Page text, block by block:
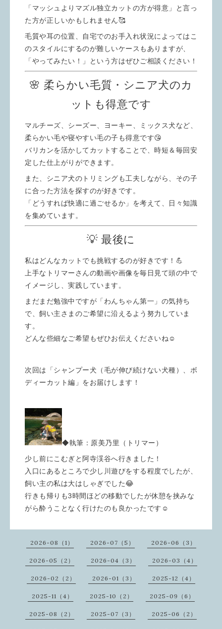
「マッシュよりマズル独立カットの方が得意」と言っ
た方が正しいかもしれません🥰
毛質や耳の位置、自宅でのお手入れ状況によってはこ
のスタイルにするのが難しいケースもありますが、
「やってみたい！」という方はぜひご相談ください！
🌸 柔らかい毛質・シニア犬のカ
ットも得意です
マルチーズ、シーズー、ヨーキー、ミックス犬など、
柔らかい毛や寝やすい毛の子も得意です😘
バリカンを活かしてカットすることで、時短＆毎回安
定した仕上がりができます。
また、シニア犬のトリミングも工夫しながら、その子
に合った方法を探すのが好きです。
「どうすれば快適に過ごせるか」を考えて、日々知識
を集めています。
💡 最後に
私はどんなカットでも挑戦するのが好きです！💪
上手なトリマーさんの動画や画像を毎日見て頭の中で
イメージし、実践しています。
まだまだ勉強中ですが「わんちゃん第一」の気持ち
で、飼い主さまのご希望に沿えるよう努力していま
す。
どんな些細なご希望もぜひお伝えくださいね☺️
次回は「シャンプー犬（毛が伸び続けない犬種）、ボ
ディーカット編」をお届けします！
◆執筆：原美乃里（トリマー）
少し前にこむぎと阿寺渓谷へ行きました！
入口にあるところで少し川遊びをする程度でしたが、
飼い主の私は大はしゃぎでした😂
行きも帰りも3時間ほどの移動でしたが休憩を挟みな
がら酔うことなく行けたのも良かったです☺️
2026-08（1） 2026-07（5） 2026-06（3）
2026-05（2） 2026-04（3） 2026-03（4）
2026-02（2） 2026-01（3） 2025-12（4）
2025-11（4） 2025-10（2） 2025-09（6）
2025-08（2） 2025-07（3） 2025-06（2）